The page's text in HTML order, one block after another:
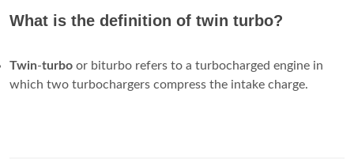
What is the definition of twin turbo?
Twin-turbo or biturbo refers to a turbocharged engine in
which two turbochargers compress the intake charge.